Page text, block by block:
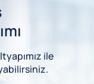
ile